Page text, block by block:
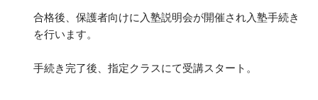
合格後、保護者向けに入塾説明会が開催され入塾手続き
を行います。
手続き完了後、指定クラスにて受講スタート。